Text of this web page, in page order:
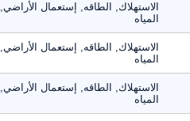
الاستهلاك, الطاقه, إستعمال الأراضي,
المياه
الاستهلاك, الطاقه, إستعمال الأراضي,
المياه
الاستهلاك, الطاقه, إستعمال الأراضي,
المياه